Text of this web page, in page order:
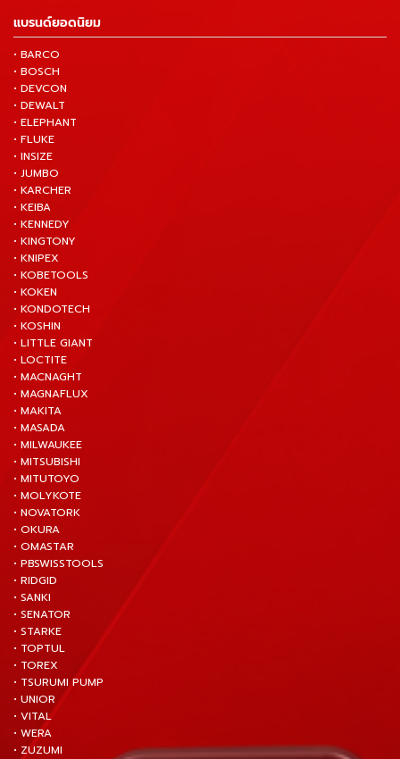
แบรนด์ยอดนิยม
• BARCO
• BOSCH
• DEVCON
• DEWALT
• ELEPHANT
• FLUKE
• INSIZE
• JUMBO
• KARCHER
• KEIBA
• KENNEDY
• KINGTONY
• KNIPEX
• KOBETOOLS
• KOKEN
• KONDOTECH
• KOSHIN
• LITTLE GIANT
• LOCTITE
• MACNAGHT
• MAGNAFLUX
• MAKITA
• MASADA
• MILWAUKEE
• MITSUBISHI
• MITUTOYO
• MOLYKOTE
• NOVATORK
• OKURA
• OMASTAR
• PBSWISSTOOLS
• RIDGID
• SANKI
• SENATOR
• STARKE
• TOPTUL
• TOREX
• TSURUMI PUMP
• UNIOR
• VITAL
• WERA
• ZUZUMI